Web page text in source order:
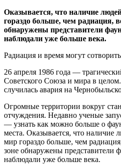
Оказывается, что наличие
гораздо больше, чем радиация,
обнаружены представители
наблюдали уже больше века.
Радиация и время могут
26 апреля 1986 года —
Советского Союза и мира в
случилась авария на
Огромные территории вокруг
отчуждения. Недавно ученые
— узнать как можно больше о
места. Оказывается, что наличие
мир гораздо больше, чем
зоне обнаружены представители
наблюдали уже больше века.